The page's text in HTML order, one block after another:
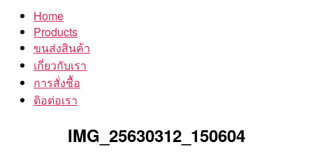
Home
Products
ขนส่งสินค้า
เกี่ยวกับเรา
การสั่งชื้อ
ติอต่อเรา
IMG_25630312_150604